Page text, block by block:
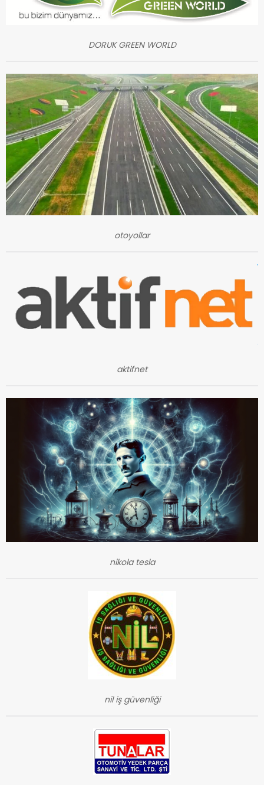
DORUK GREEN WORLD
otoyollar
aktifnet
nikola tesla
nil iş güvenliği